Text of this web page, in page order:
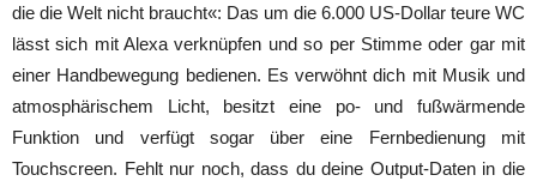
die die Welt nicht braucht«: Das um die 6.000 US-Dollar teure WC
lässt sich mit Alexa verknüpfen und so per Stimme oder gar mit
einer Handbewegung bedienen. Es verwöhnt dich mit Musik und
atmosphärischem Licht, besitzt eine po- und fußwärmende
Funktion und verfügt sogar über eine Fernbedienung mit
Touchscreen. Fehlt nur noch, dass du deine Output-Daten in die